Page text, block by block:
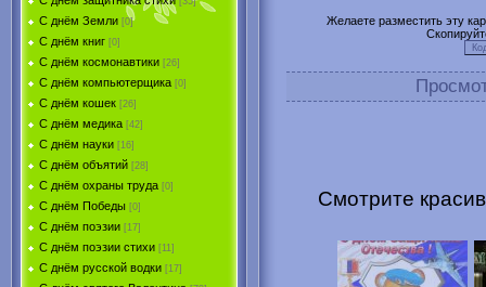
С днём Земли [0]
С днём книг [0]
С днём космонавтики [26]
С днём компьютерщика [0]
С днём кошек [26]
С днём медика [42]
С днём науки [16]
С днём объятий [28]
С днём охраны труда [0]
С днём Победы [0]
С днём поэзии [17]
С днём поэзии стихи [11]
С днём русской водки [17]
Желаете разместить эту
Смотрите